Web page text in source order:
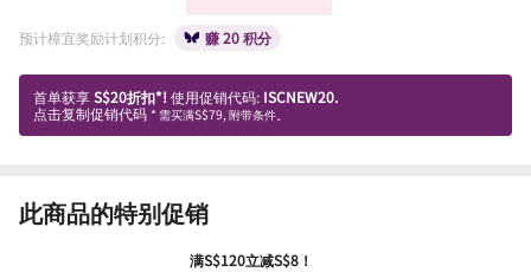
预计樟宜奖励计划积分: 赚 20 积分
首单获享S$20折扣*! 使用促销代码: ISCNEW20.
点击复制促销代码 * 需买满S$79, 附带条件。
此商品的特别促销
满S$120立减S$8！